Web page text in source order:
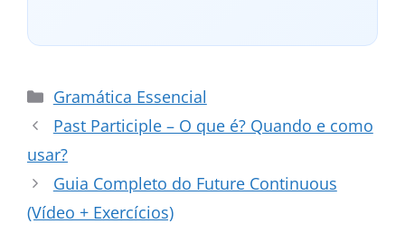
Categorias
Gramática Essencial
Past Participle – O que é? Quando e como
usar?
Guia Completo do Future Continuous
(Vídeo + Exercícios)